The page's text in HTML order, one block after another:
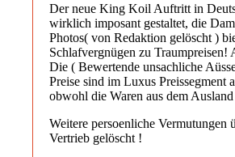
Der neue King Koil Auftritt in
wirklich imposant gestaltet, die
Photos( von Redaktion gelöscht )
Schlafvergnügen zu Traumpreisen!
Die ( Bewertende unsachliche
Preise sind im Luxus Preissegment
obwohl die Waren aus dem
Weitere persoenliche Vermutungen
Vertrieb gelöscht !